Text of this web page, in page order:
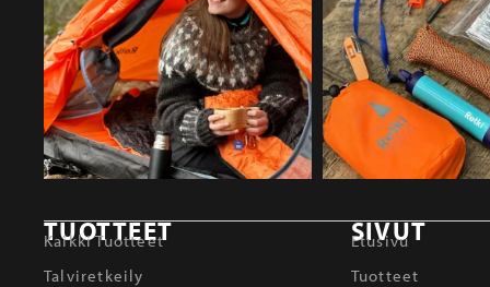
TUOTTEET
Kaikki Tuotteet
Talviretkeily
SIVUT
Etusivu
Tuotteet